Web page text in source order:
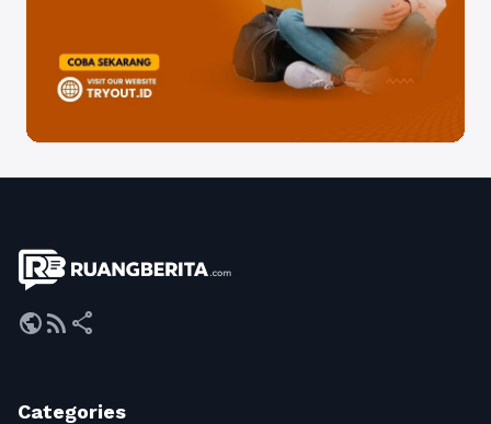
publicrss_feed share
Categories